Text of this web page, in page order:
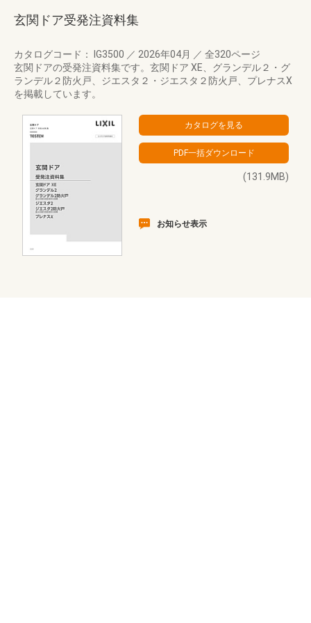
玄関ドア受発注資料集
カタログコード： IG3500 ／ 2026年04月 ／ 全320ページ
玄関ドアの受発注資料集です。玄関ドア XE、グランデル２・グ
ランデル２防火戸、ジエスタ２・ジエスタ２防火戸、プレナスX
を掲載しています。
(131.9MB)
お知らせ表示